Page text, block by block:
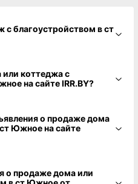
коттеджа с
на сайте IRR.BY?
о продаже дома
Южное на сайте
о продаже дома или